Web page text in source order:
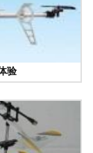
验